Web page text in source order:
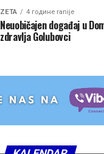
ZETA 4 године ranije
Neuobičajen događaj u
zdravlja Golubovci